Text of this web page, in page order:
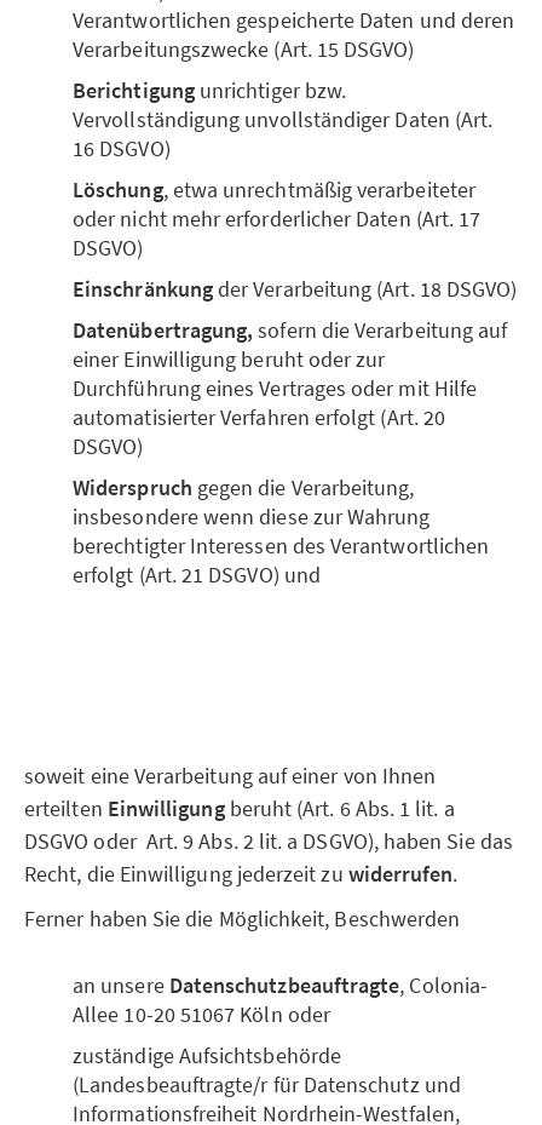
Verantwortlichen gespeicherte Daten und deren
Verarbeitungszwecke (Art. 15 DSGVO)
Berichtigungunrichtiger bzw.
Vervollständigung unvollständiger Daten (Art.
16 DSGVO)
Löschung, etwa unrechtmäßig verarbeiteter
oder nicht mehr erforderlicher Daten (Art. 17
DSGVO)
Einschränkungder Verarbeitung (Art. 18 DSGVO)
Datenübertragung,sofern die Verarbeitung auf
einer Einwilligung beruht oder zur
Durchführung eines Vertrages oder mit Hilfe
automatisierter Verfahren erfolgt (Art. 20
DSGVO)
Widerspruch gegen die Verarbeitung,
insbesondere wenn diese zur Wahrung
berechtigter Interessen des Verantwortlichen
erfolgt (Art. 21 DSGVO) und
soweit eine Verarbeitung auf einer von Ihnen
erteilten Einwilligungberuht (Art. 6 Abs. 1 lit. a
DSGVO oder Art. 9 Abs. 2 lit. a DSGVO), haben Sie das
Recht, die Einwilligung jederzeit zu widerrufen.
Ferner haben Sie die Möglichkeit, Beschwerden
an unsere Datenschutzbeauftragte, Colonia-
Allee 10-20 51067 Köln oder
zuständige Aufsichtsbehörde
(Landesbeauftragte/r für Datenschutz und
Informationsfreiheit Nordrhein-Westfalen,